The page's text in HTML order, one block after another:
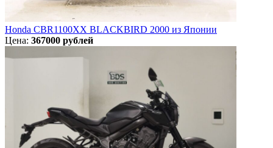
Honda CBR1100XX BLACKBIRD 2000 из Японии
Цена: 367000 рублей